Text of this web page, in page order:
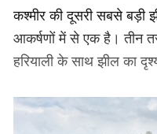
कश्मीर की दूसरी सबसे
आकर्षणों में से एक है। तीन
हरियाली के साथ झील का